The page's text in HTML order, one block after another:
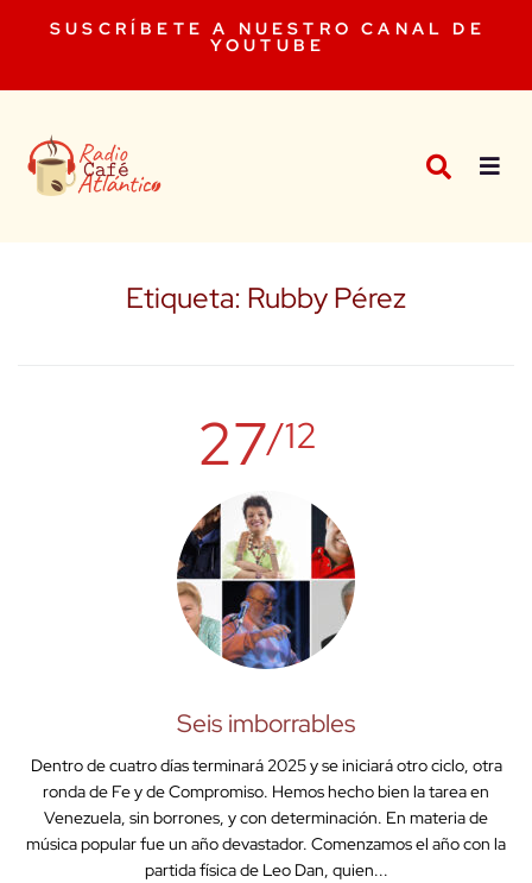
SUSCRÍBETE A NUESTRO CANAL DE
YOUTUBE
Etiqueta: Rubby Pérez
27/12
Seis imborrables
Dentro de cuatro días terminará 2025 y se iniciará otro ciclo, otra
ronda de Fe y de Compromiso. Hemos hecho bien la tarea en
Venezuela, sin borrones, y con determinación. En materia de
música popular fue un año devastador. Comenzamos el año con la
partida física de Leo Dan, quien...